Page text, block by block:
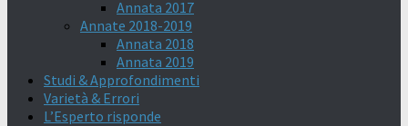
Annata 2017
Annate 2018-2019
Annata 2018
Annata 2019
Studi & Approfondimenti
Varietà & Errori
L’Esperto risponde